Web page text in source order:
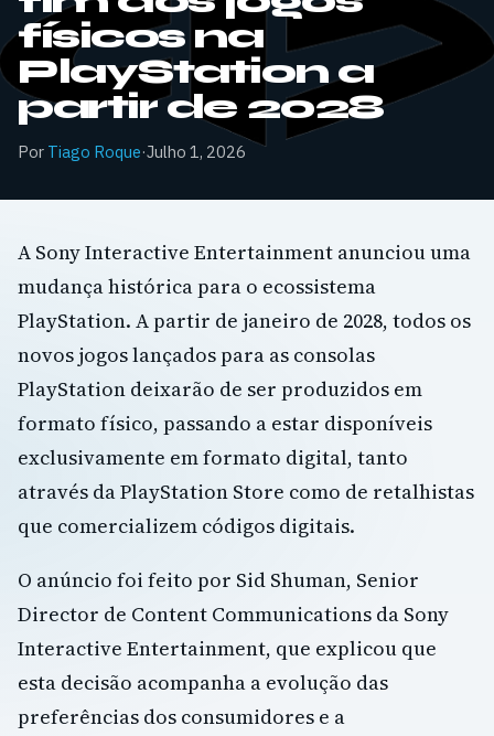
físicos na
PlayStation a
partir de 2028
Por Tiago Roque·Julho 1, 2026
A Sony Interactive Entertainment anunciou uma
mudança histórica para o ecossistema
PlayStation. A partir de janeiro de 2028, todos os
novos jogos lançados para as consolas
PlayStation deixarão de ser produzidos em
formato físico, passando a estar disponíveis
exclusivamente em formato digital, tanto
através da PlayStation Store como de retalhistas
que comercializem códigos digitais.
O anúncio foi feito por Sid Shuman, Senior
Director de Content Communications da Sony
Interactive Entertainment, que explicou que
esta decisão acompanha a evolução das
preferências dos consumidores e a